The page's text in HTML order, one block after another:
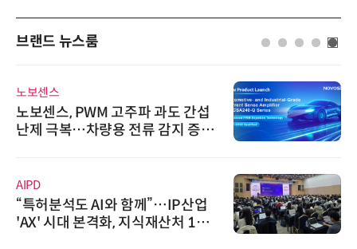
브랜드 뉴스룸
노보센스
노보센스, PWM 고주파 과도 간섭
난제 극복…차량용 전류 감지 증폭
AIPD
“특허분석도 AI와 함께”…IP산업
'AX' 시대 본격화, 지식재산처 1호